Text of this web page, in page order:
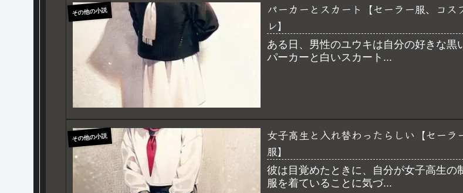
その他の小説
パーカーとスカート【セーラー服、コス
レ】
ある日、男性のユウキは自分の好きな黒
パーカーと白いスカート...
その他の小説
女子高生と入れ替わったらしい【セーラ
服】
彼は目覚めたときに、自分が女子高生の
服を着ていることに気づ...